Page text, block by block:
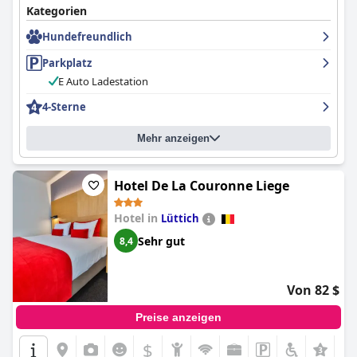
Kategorien
Hundefreundlich
Parkplatz
E Auto Ladestation
4-Sterne
Mehr anzeigen
Hotel De La Couronne Liege
Hotel in Lüttich
8,4 Sehr gut
Von 82 $
Preise anzeigen
$